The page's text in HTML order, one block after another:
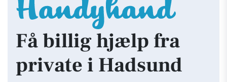
Få billig hjælp fra
private i Hadsund